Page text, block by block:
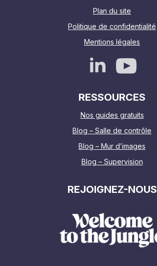
Plan du site
Politique de confidentialité
Mentions légales
RESSOURCES
Nos guides gratuits
Blog – Salle de contrôle
Blog – Mur d’images
Blog – Supervision
REJOIGNEZ-NOUS